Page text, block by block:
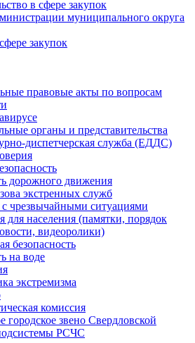
в сфере закупок
муниципального округа
закупок
правовые акты по вопросам
органы и представительства
диспетчерская служба (ЕДДС)
дорожного движения
экстренных служб
чрезвычайными ситуациями
населения (памятки, порядок
видеоролики)
безопасность
на воде
экстремизма
комиссия
городское звено Свердловской
РСЧС